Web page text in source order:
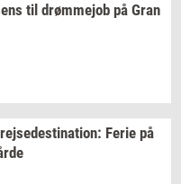
til drømm­ejob på Gran
rej­se­desti­na­tion: Ferie på